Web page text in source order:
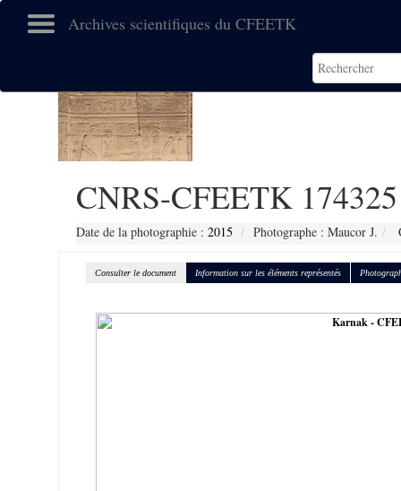
Archives scientifiques du CFEETK
CNRS-CFEETK 174325
Date de la photographie : 2015 Photographe : Maucor J.
Consulter le document Information sur les éléments représentés